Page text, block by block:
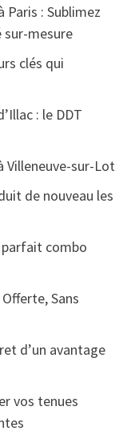
: Sublimez
sur-mesure
clés qui
: le DDT
Villeneuve-sur-Lot
de nouveau les
combo
Sans
d’un avantage
vos tenues